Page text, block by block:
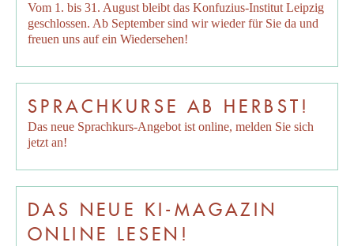
Vom 1. bis 31. August bleibt das Konfuzius-Institut Leipzig
geschlossen. Ab September sind wir wieder für Sie da und
freuen uns auf ein Wiedersehen!
SPRACHKURSE AB HERBST!
Das neue Sprachkurs-Angebot ist online, melden Sie sich
jetzt an!
DAS NEUE KI-MAGAZIN
ONLINE LESEN!